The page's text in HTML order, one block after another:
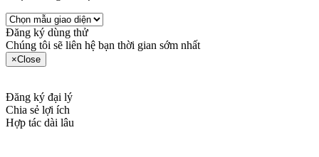
Đăng ký dùng thử
Chúng tôi sẽ liên hệ bạn thời gian sớm nhất
×Close
Đăng ký đại lý
Chia sẻ lợi ích
Hợp tác dài lâu